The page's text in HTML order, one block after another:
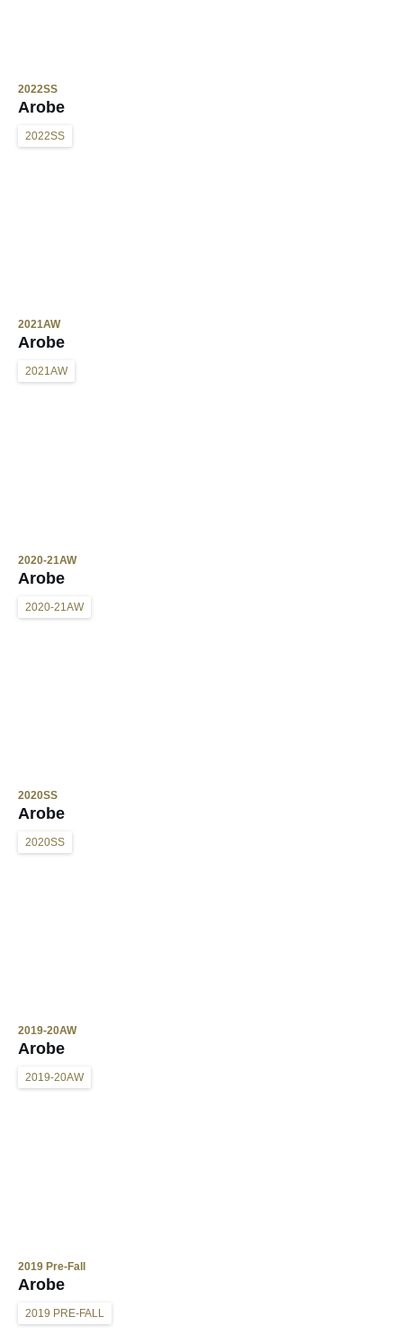
2022SS
Arobe
2022SS
2021AW
Arobe
2021AW
2020-21AW
Arobe
2020-21AW
2020SS
Arobe
2020SS
2019-20AW
Arobe
2019-20AW
2019 Pre-Fall
Arobe
2019 PRE-FALL